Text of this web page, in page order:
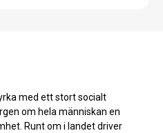
med ett stort socialt
om hela människan en
Runt om i landet driver